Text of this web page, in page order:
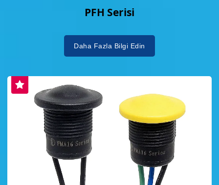
PFH Serisi
Daha Fazla Bilgi Edin